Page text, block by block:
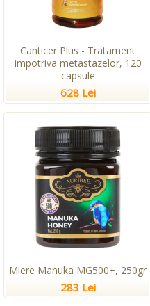
Canticer Plus - Tratament
impotriva metastazelor, 120
capsule
628 Lei
Miere Manuka MG500+, 250gr
283 Lei